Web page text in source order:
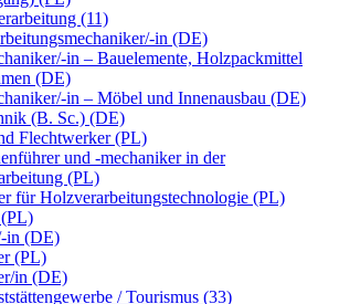
(11)
in (DE)
in – Bauelemente, Holzpackmittel
(DE)
in – Möbel und Innenausbau (DE)
(B. Sc.) (DE)
Flechtwerker (PL)
und -mechaniker in der
(PL)
für Holzverarbeitungstechnologie (PL)
in (DE)
(PL)
in (DE)
/ Tourismus (33)